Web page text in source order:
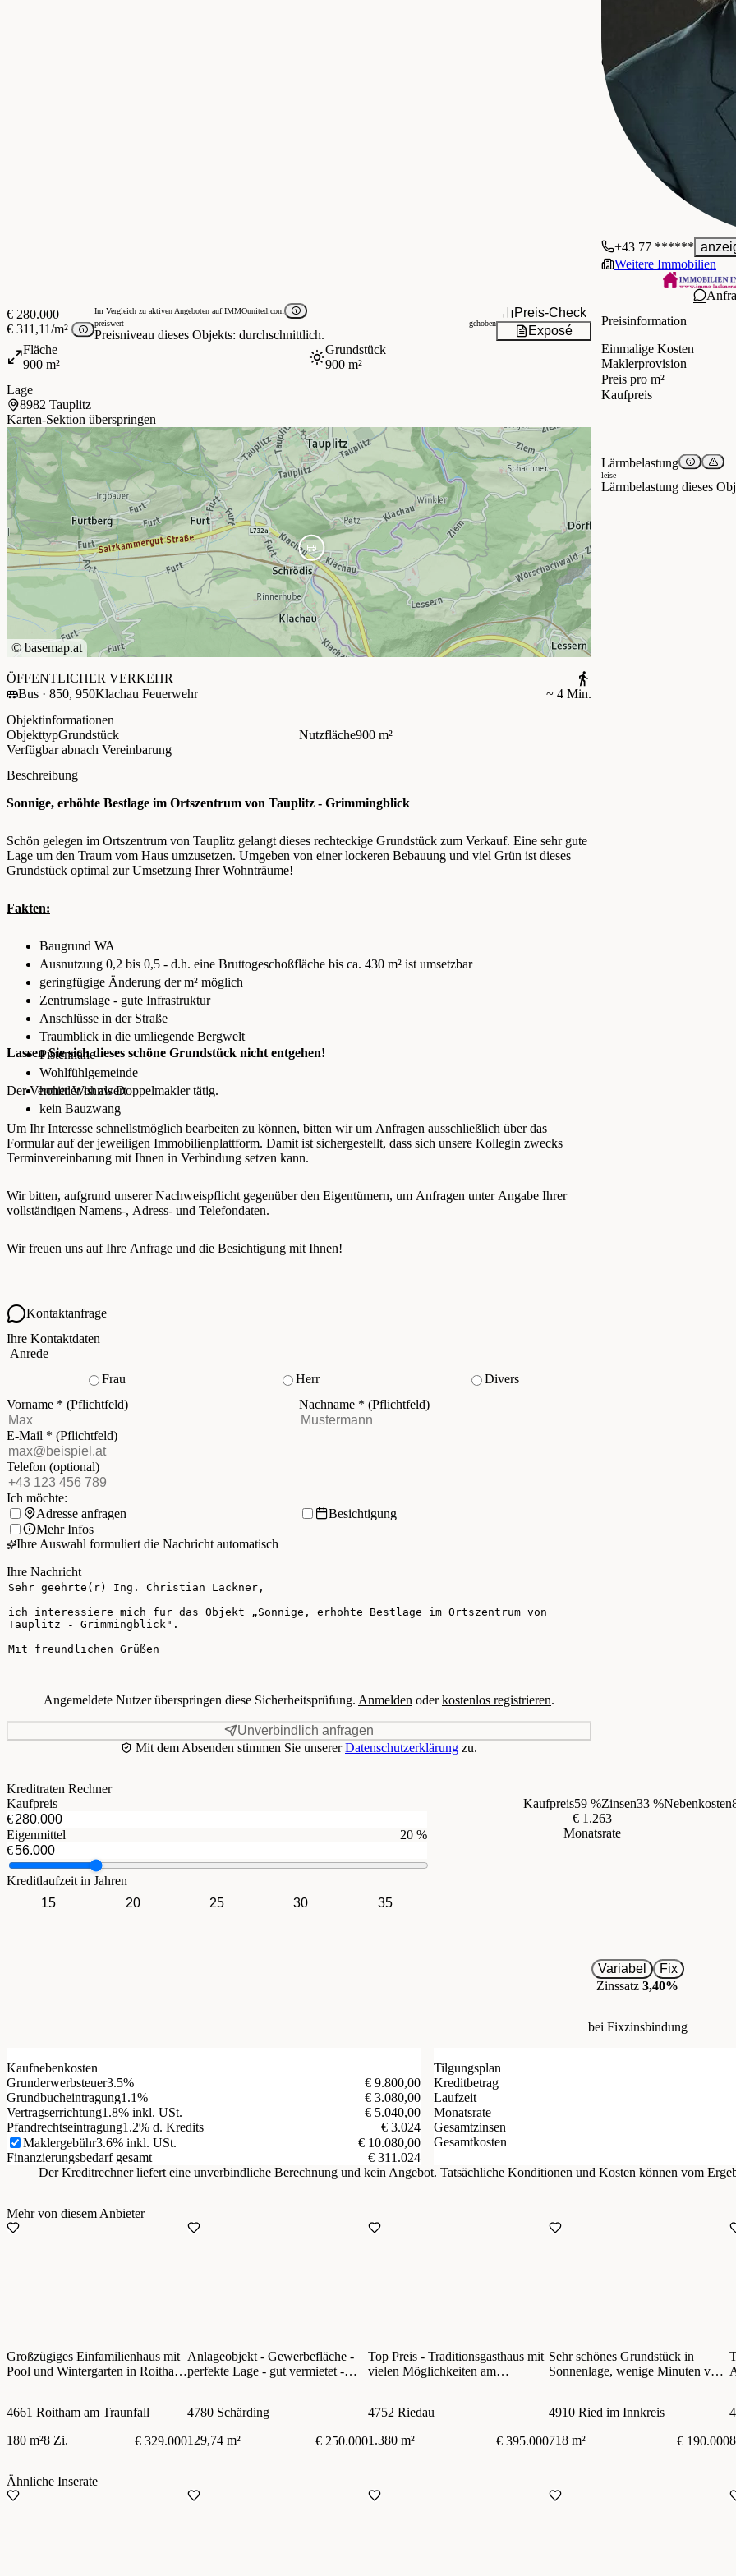
€ 280.000
€ 311,11/m²
Im Vergleich zu aktiven Angeboten auf IMMOunited.com
preiswert
gehoben
Preisniveau dieses Objekts: durchschnittlich.
Preis-Check
Exposé
Fläche
900 m²
Grundstück
900 m²
Lage
8982 Tauplitz
Karten-Sektion überspringen
+
−
© basemap.at
ÖFFENTLICHER VERKEHR
Bus · 850, 950Klachau Feuerwehr
~ 4 Min.
Objektinformationen
ObjekttypGrundstück Nutzfläche900 m²
Verfügbar abnach Vereinbarung
Beschreibung
Sonnige, erhöhte Bestlage im Ortszentrum von Tauplitz - Grimmingblick
Schön gelegen im Ortszentrum von Tauplitz gelangt dieses rechteckige Grundstück zum Verkauf. Eine sehr gute
Lage um den Traum vom Haus umzusetzen. Umgeben von einer lockeren Bebauung und viel Grün ist dieses
Grundstück optimal zur Umsetzung Ihrer Wohnträume!
Fakten:
Baugrund WA
Ausnutzung 0,2 bis 0,5 - d.h. eine Bruttogeschoßfläche bis ca. 430 m² ist umsetzbar
geringfügige Änderung der m² möglich
Zentrumslage - gute Infrastruktur
Anschlüsse in der Straße
Traumblick in die umliegende Bergwelt
Pistennähe
Wohlfühlgemeinde
hoher Wohnwert
kein Bauzwang
Lassen Sie sich dieses schöne Grundstück nicht entgehen!
Der Vermittler ist als Doppelmakler tätig.
Um Ihr Interesse schnellstmöglich bearbeiten zu können, bitten wir um Anfragen ausschließlich über das
Formular auf der jeweiligen Immobilienplattform. Damit ist sichergestellt, dass sich unsere Kollegin zwecks
Terminvereinbarung mit Ihnen in Verbindung setzen kann.
Wir bitten, aufgrund unserer Nachweispflicht gegenüber den Eigentümern, um Anfragen unter Angabe Ihrer
vollständigen Namens-, Adress- und Telefondaten.
Wir freuen uns auf Ihre Anfrage und die Besichtigung mit Ihnen!
Lärmbelastung
leise
Lärmbelastung dieses
Preisinformation
Einmalige Kosten
Maklerprovision
Preis pro m²
Kaufpreis
IMMOBILIEN ING.
Gewerblich
+43 77 ******
Weitere Immobilien
Kontaktanfrage
Ihre Kontaktdaten
Anrede
Frau
Herr
Divers
Vorname * (Pflichtfeld) Nachname * (Pflichtfeld)
E-Mail * (Pflichtfeld)
Telefon (optional)
Ich möchte:
Adresse anfragen
Besichtigung
Mehr Infos
Ihre Auswahl formuliert die Nachricht automatisch
Ihre Nachricht
Angemeldete Nutzer überspringen diese Sicherheitsprüfung. Anmelden oderkostenlos registrieren.
Unverbindlich anfragen
Mit dem Absenden stimmen Sie unsererDatenschutzerklärung zu.
Kreditraten Rechner
Kaufpreis
€
Eigenmittel
20 %
€
Kreditlaufzeit in Jahren
15
20 25 30 35
Kaufpreis59 %Zinsen33 %Nebenkosten
€ 1.263
Monatsrate
Variabel
Fix
Zinssatz 3,40%
bei Fixzinsbindung
Kaufnebenkosten
Grunderwerbsteuer3.5%
€ 9.800,00
Grundbucheintragung1.1%
€ 3.080,00
Vertragserrichtung1.8% inkl. USt.
€ 5.040,00
Pfandrechtseintragung1.2% d. Kredits
€ 3.024
Maklergebühr3.6% inkl. USt.
€ 10.080,00
Finanzierungsbedarf gesamt
€ 311.024
Tilgungsplan
Kreditbetrag
Laufzeit
Monatsrate
Gesamtzinsen
Gesamtkosten
Der Kreditrechner liefert eine unverbindliche Berechnung und kein Angebot. Tatsächliche Konditionen und Kosten können vom
Mehr von diesem Anbieter
Großzügiges Einfamilienhaus mit
Pool und Wintergarten in Roitham
4661 Roitham am Traunfall
180 m²8 Zi. € 329.000
Anlageobjekt - Gewerbefläche -
perfekte Lage - gut vermietet -
4780 Schärding
129,74 m²
€ 250.000
Top Preis - Traditionsgasthaus mit
vielen Möglichkeiten am
4752 Riedau
1.380 m²
€ 395.000
Sehr schönes Grundstück in
Sonnenlage, wenige Minuten vom
4910 Ried im Innkreis
718 m²
€ 190.000
Ähnliche Inserate